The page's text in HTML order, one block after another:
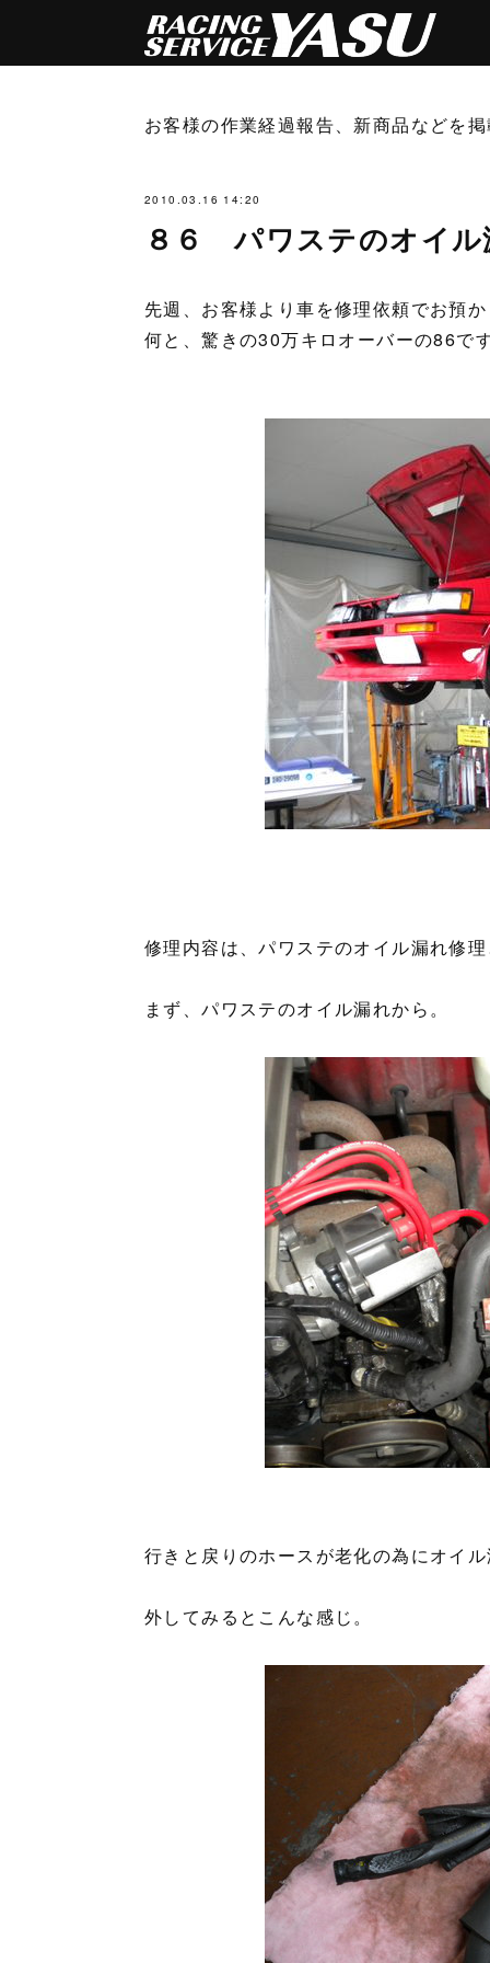
お客様の作業経過報告、新商品などを
2010.03.16 14:20
８６ パワステのオイル
先週、お客様より車を修理依頼でお預
何と、驚きの30万キロオーバーの86で
修理内容は、パワステのオイル漏れ修
まず、パワステのオイル漏れから。
行きと戻りのホースが老化の為にオイ
外してみるとこんな感じ。